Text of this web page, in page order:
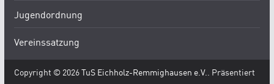
Jugendordnung
Vereinssatzung
Copyright © 2026TuS Eichholz-Remmighausen e.V.. Präsentiert